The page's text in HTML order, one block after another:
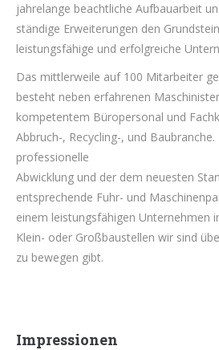
jahrelange beachtliche Aufbauarbeit
ständige Erweiterungen den
leistungsfähige und erfolgreiche
Das mittlerweile auf 100 Mitarbeiter
besteht neben erfahrenen
kompetentem Büropersonal und
Abbruch-, Recycling-, und
professionelle
Abwicklung und der dem neuesten
entsprechende Fuhr- und
einem leistungsfähigen Unternehmen
Klein- oder Großbaustellen wir sind
zu bewegen gibt.
Impressionen